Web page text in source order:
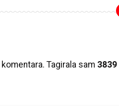
komentara. Tagirala sam 3839